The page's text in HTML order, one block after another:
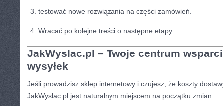
testować nowe rozwiązania na części zamówień.
Wracać po kolejne treści o następne etapy.
JakWyslac.pl – Twoje centrum
wysyłek
Jeśli prowadzisz sklep internetowy i czujesz, że koszty
JakWyslac.pl jest naturalnym miejscem na początku zmian.